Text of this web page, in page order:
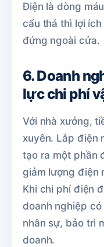
Điện là dòng
cẩu thả thì lợi
đứng ngoài cửa.
6. Doanh
lực chi phí
Với nhà xưởng,
xuyên. Lắp điện
tạo ra một phần
giảm lượng điện
Khi chi phí điện
doanh nghiệp
nhân sự, bảo trì
doanh.